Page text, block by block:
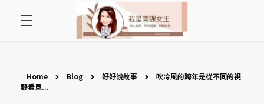
好好說故事
Home Blog 好好說故事
吹冷風的跨年是從不同的視
野看見...